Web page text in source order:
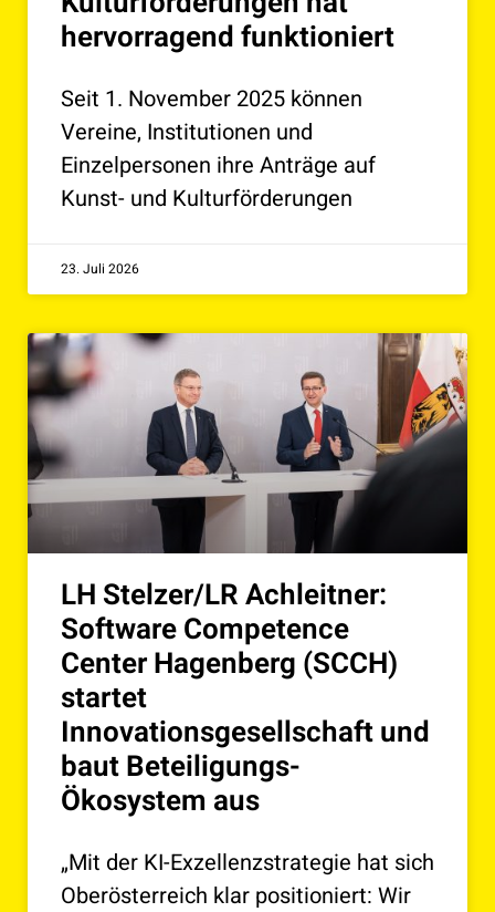
hervorragend funktioniert
Seit 1. November 2025 können
Vereine, Institutionen und
Einzelpersonen ihre Anträge auf
Kunst- und Kulturförderungen
23. Juli 2026
LH Stelzer/LR Achleitner:
Software Competence
Center Hagenberg (SCCH)
startet
Innovationsgesellschaft und
baut Beteiligungs-
Ökosystem aus
„Mit der KI-Exzellenzstrategie hat sich
Oberösterreich klar positioniert: Wir